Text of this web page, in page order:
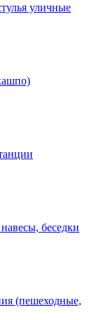
уличные
беседки
(пешеходные,